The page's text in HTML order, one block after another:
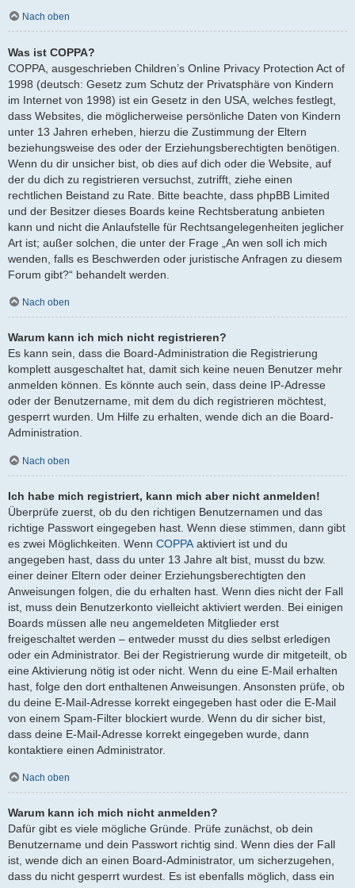
Nach oben
Was ist COPPA?
COPPA, ausgeschrieben Children’s Online Privacy Protection Act of
1998 (deutsch: Gesetz zum Schutz der Privatsphäre von Kindern
im Internet von 1998) ist ein Gesetz in den USA, welches festlegt,
dass Websites, die möglicherweise persönliche Daten von Kindern
unter 13 Jahren erheben, hierzu die Zustimmung der Eltern
beziehungsweise des oder der Erziehungsberechtigten benötigen.
Wenn du dir unsicher bist, ob dies auf dich oder die Website, auf
der du dich zu registrieren versuchst, zutrifft, ziehe einen
rechtlichen Beistand zu Rate. Bitte beachte, dass phpBB Limited
und der Besitzer dieses Boards keine Rechtsberatung anbieten
kann und nicht die Anlaufstelle für Rechtsangelegenheiten jeglicher
Art ist; außer solchen, die unter der Frage „An wen soll ich mich
wenden, falls es Beschwerden oder juristische Anfragen zu diesem
Forum gibt?“ behandelt werden.
Nach oben
Warum kann ich mich nicht registrieren?
Es kann sein, dass die Board-Administration die Registrierung
komplett ausgeschaltet hat, damit sich keine neuen Benutzer mehr
anmelden können. Es könnte auch sein, dass deine IP-Adresse
oder der Benutzername, mit dem du dich registrieren möchtest,
gesperrt wurden. Um Hilfe zu erhalten, wende dich an die Board-
Administration.
Nach oben
Ich habe mich registriert, kann mich aber nicht anmelden!
Überprüfe zuerst, ob du den richtigen Benutzernamen und das
richtige Passwort eingegeben hast. Wenn diese stimmen, dann gibt
es zwei Möglichkeiten. Wenn COPPA aktiviert ist und du
angegeben hast, dass du unter 13 Jahre alt bist, musst du bzw.
einer deiner Eltern oder deiner Erziehungsberechtigten den
Anweisungen folgen, die du erhalten hast. Wenn dies nicht der Fall
ist, muss dein Benutzerkonto vielleicht aktiviert werden. Bei einigen
Boards müssen alle neu angemeldeten Mitglieder erst
freigeschaltet werden – entweder musst du dies selbst erledigen
oder ein Administrator. Bei der Registrierung wurde dir mitgeteilt, ob
eine Aktivierung nötig ist oder nicht. Wenn du eine E-Mail erhalten
hast, folge den dort enthaltenen Anweisungen. Ansonsten prüfe, ob
du deine E-Mail-Adresse korrekt eingegeben hast oder die E-Mail
von einem Spam-Filter blockiert wurde. Wenn du dir sicher bist,
dass deine E-Mail-Adresse korrekt eingegeben wurde, dann
kontaktiere einen Administrator.
Nach oben
Warum kann ich mich nicht anmelden?
Dafür gibt es viele mögliche Gründe. Prüfe zunächst, ob dein
Benutzername und dein Passwort richtig sind. Wenn dies der Fall
ist, wende dich an einen Board-Administrator, um sicherzugehen,
dass du nicht gesperrt wurdest. Es ist ebenfalls möglich, dass ein